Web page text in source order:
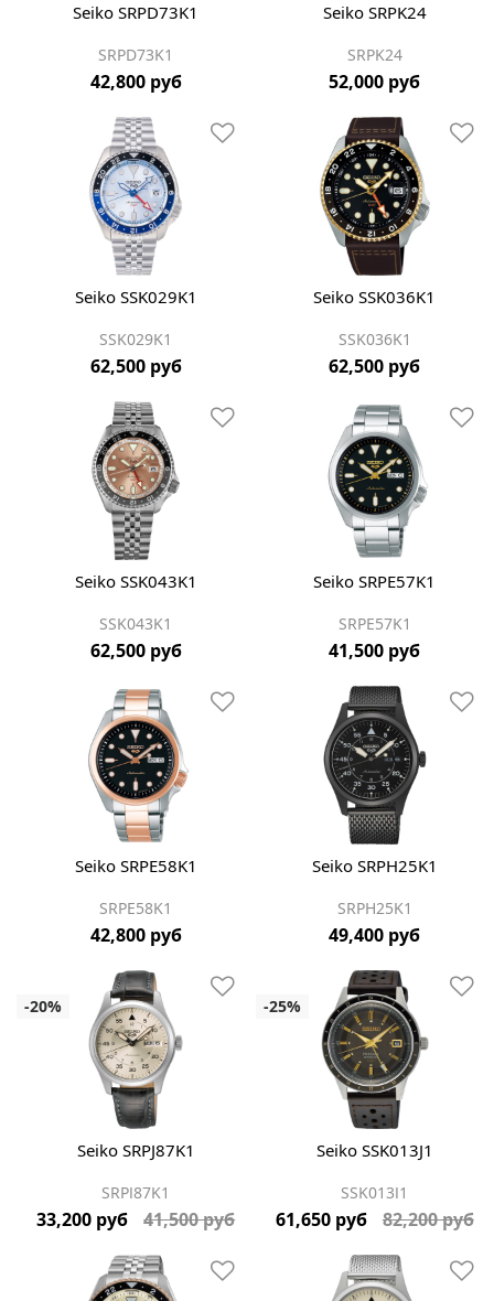
Seiko SRPD73K1
SRPD73K1
42,800 руб
Seiko SRPK24
SRPK24
52,000 руб
Seiko SSK029K1
SSK029K1
62,500 руб
Seiko SSK036K1
SSK036K1
62,500 руб
Seiko SSK043K1
SSK043K1
62,500 руб
Seiko SRPE57K1
SRPE57K1
41,500 руб
Seiko SRPE58K1
SRPE58K1
42,800 руб
Seiko SRPH25K1
SRPH25K1
49,400 руб
Seiko SRPJ87K1
SRPJ87K1
33,200 руб 41,500 руб
Seiko SSK013J1
SSK013J1
61,650 руб 82,200 руб